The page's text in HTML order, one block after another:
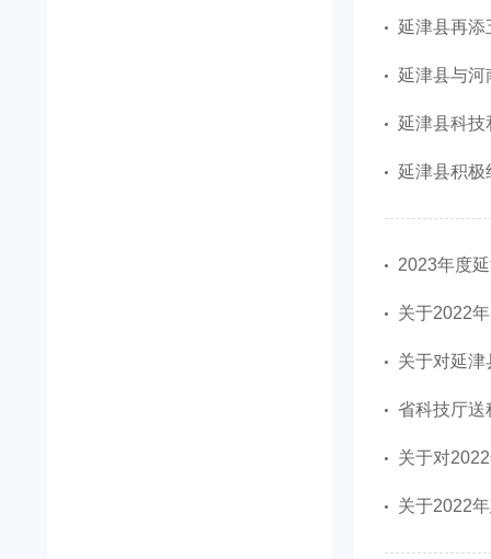
延津县再添
延津县与河
延津县科技
延津县积极
2023年度
关于2022
关于对延
省科技厅送
关于对
关于2022